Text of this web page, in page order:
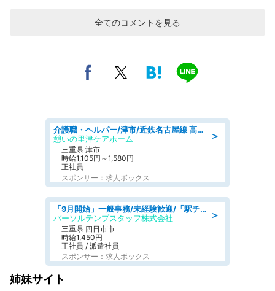
全てのコメントを見る
＞
介護職・ヘルパー/津市/近鉄名古屋線 高田本山/三重県/デイサービス
憩いの里津ケアホーム
三重県 津市
時給1,105円～1,580円
正社員
スポンサー：求人ボックス
＞
「9月開始」一般事務/未経験歓迎/「駅チカ×18時まで!」残業なし部内の1人事務@1,450円
パーソルテンプスタッフ株式会社
三重県 四日市市
時給1,450円
正社員 / 派遣社員
スポンサー：求人ボックス
姉妹サイト